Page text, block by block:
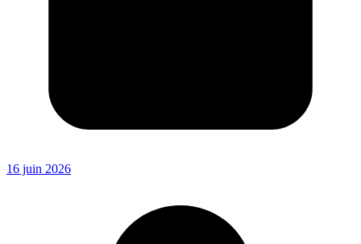
16 juin 2026